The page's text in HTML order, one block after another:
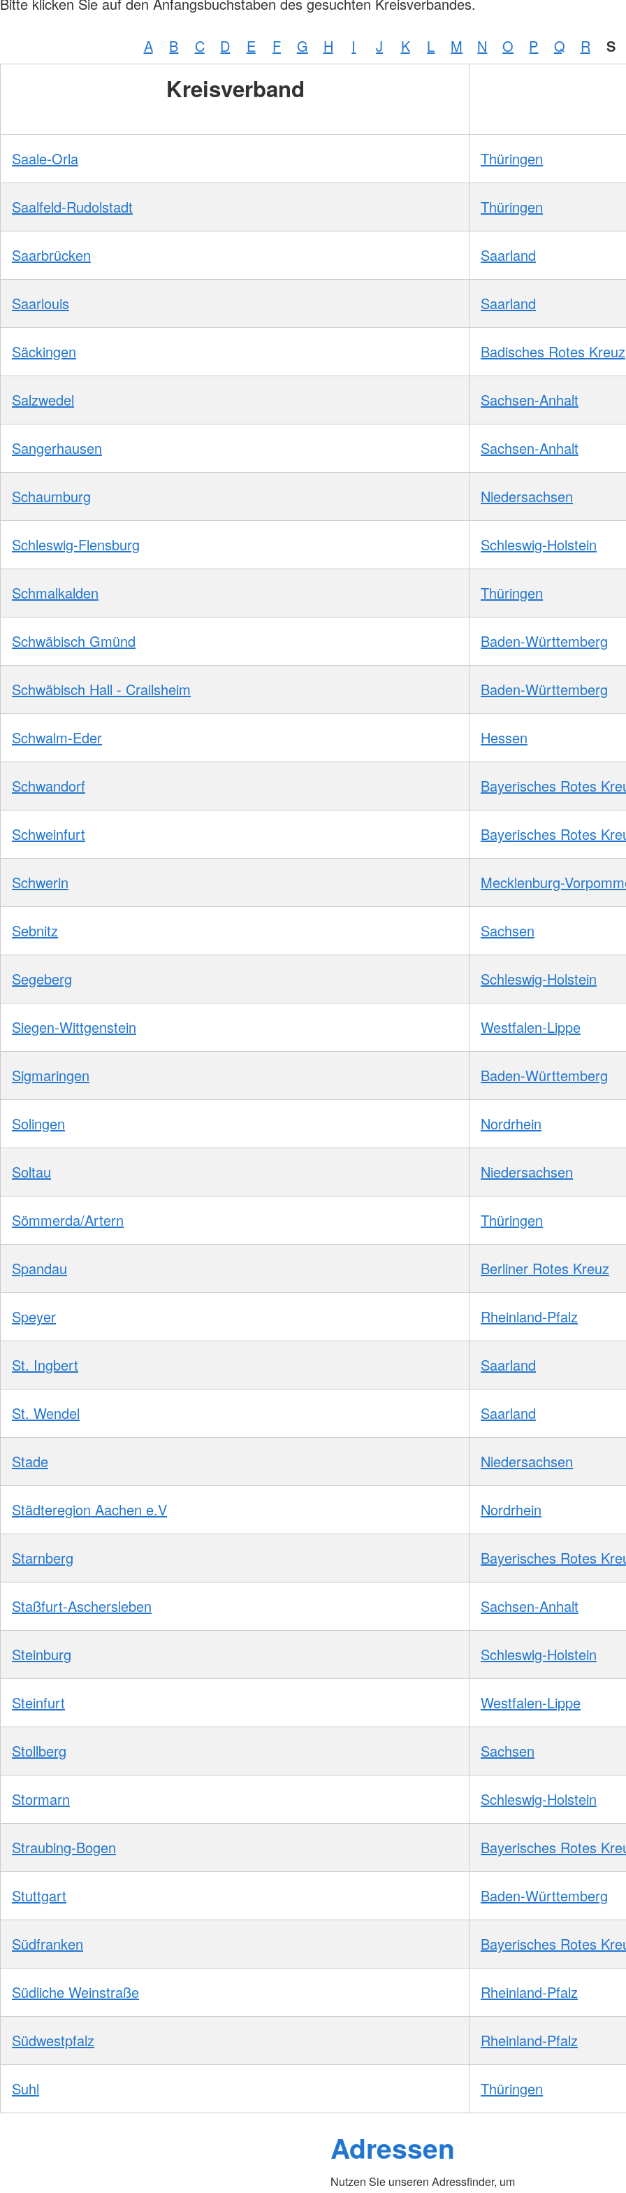
A B C D E F G H I J K L M N O P Q R S
Kreisverband
Saale-Orla Thüringen
Saalfeld-Rudolstadt Thüringen
Saarbrücken Saarland
Saarlouis Saarland
Säckingen Badisches Rotes Kreuz
Salzwedel Sachsen-Anhalt
Sangerhausen Sachsen-Anhalt
Schaumburg Niedersachsen
Schleswig-Flensburg Schleswig-Holstein
Schmalkalden Thüringen
Schwäbisch Gmünd Baden-Württemberg
Schwäbisch Hall - Crailsheim Baden-Württemberg
Schwalm-Eder Hessen
Schwandorf Bayerisches Rotes
Schweinfurt Bayerisches Rotes
Schwerin Mecklenburg-
Sebnitz Sachsen
Segeberg Schleswig-Holstein
Siegen-Wittgenstein Westfalen-Lippe
Sigmaringen Baden-Württemberg
Solingen Nordrhein
Soltau Niedersachsen
Sömmerda/Artern Thüringen
Spandau Berliner Rotes Kreuz
Speyer Rheinland-Pfalz
St. Ingbert Saarland
St. Wendel Saarland
Stade Niedersachsen
Städteregion Aachen e.V Nordrhein
Starnberg Bayerisches Rotes
Staßfurt-Aschersleben Sachsen-Anhalt
Steinburg Schleswig-Holstein
Steinfurt Westfalen-Lippe
Stollberg Sachsen
Stormarn Schleswig-Holstein
Straubing-Bogen Bayerisches Rotes
Stuttgart Baden-Württemberg
Südfranken Bayerisches Rotes
Südliche Weinstraße Rheinland-Pfalz
Südwestpfalz Rheinland-Pfalz
Suhl Thüringen
Adressen
Nutzen Sie unseren Adressfinder, um